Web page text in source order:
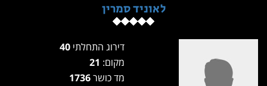
לאוניד סמרין
דירוג התחלתי
מקום:
מד כושר